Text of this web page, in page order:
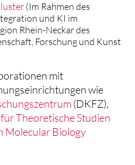
(Im Rahmen des
und KI im
Rhein-Neckar des
Forschung und Kunst
mit
wie
(DKFZ),
Theoretische Studien
Molecular Biology